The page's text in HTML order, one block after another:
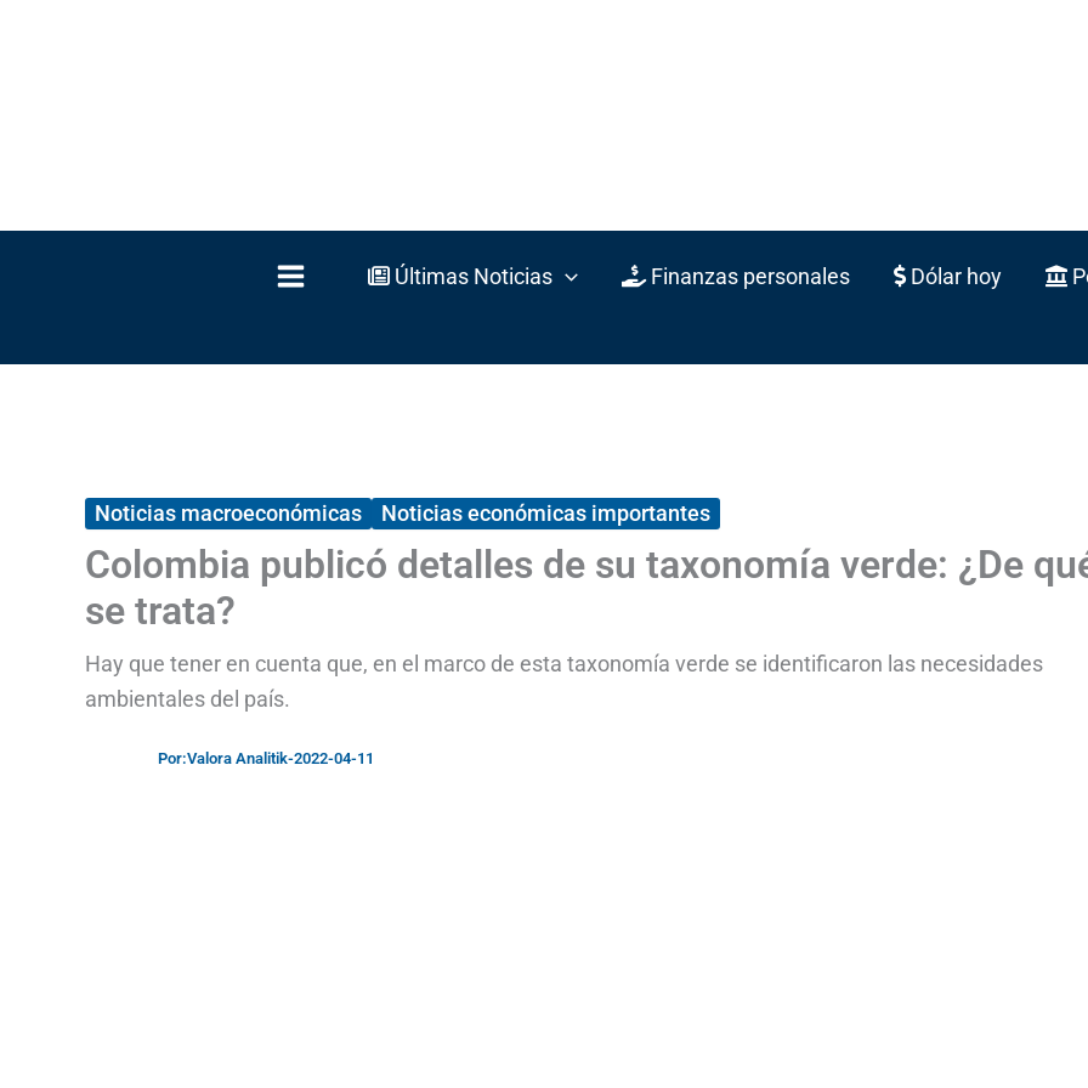
Últimas Noticias Finanzas personales Dólar hoy
Noticias macroeconómicas Noticias económicas importantes
Colombia publicó detalles de su taxonomía verde: ¿De
se trata?
Hay que tener en cuenta que, en el marco de esta taxonomía verde se identificaron las necesidades
ambientales del país.
Por:Valora Analitik-2022-04-11